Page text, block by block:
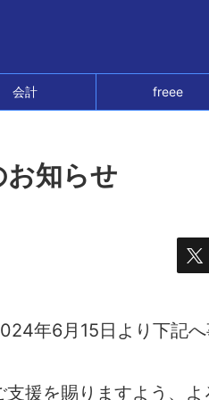
会計 freee
お知らせ
年6月15日より下記
援を賜りますよう、よ